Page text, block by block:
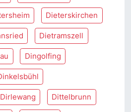
Dieterskirchen
Dietramszell
Dingolfing
Dirlewang Dittelbrunn